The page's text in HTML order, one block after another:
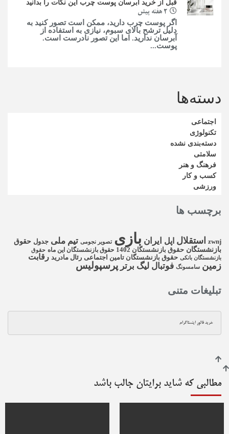
قبل از خرید آبرسان پوست چرب این نکات را بدانید
2 هفته پیش
اگر پوست چرب دارید، ممکن است تصور کنید به
دلیل ترشح بالای سبوم، نیازی به استفاده از
آبرسان ندارید. اما این تصور نادرست است.
پوست...
دسته‌ها
اجتماعی
تکنولوژی
دسته‌بندی نشده
سلامتی
فرهنگ و هنر
کسب و کار
ورزشی
برچسب ها
zwnj استقلال اپل ایران بازی تصویر نجومی تیم ملی جدول حقوق
بازنشستگان حقوق بازنشستگان 1402 حقوق بازنشستگان این ماه حقوق
بازنشستگان بانکی حقوق بازنشستگان تامین اجتماعی رئال مادرید رقابت
زمین سامسونگ فوتبال لیگ برتر پرسپولیس
تبلیغات متنی
خرید فالور اینستاگرام
مطالبی که شاید برایتان جالب باشد